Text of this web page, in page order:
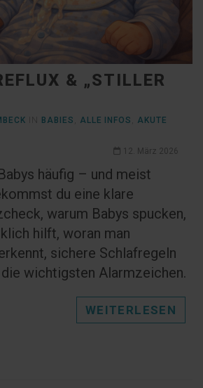
& „STILLER
BABIES ALLE INFOS
AKUTE
12. März 2026
häufig – und meist
du eine klare
warum Babys spucken,
hilft, woran man
sichere Schlafregeln
wichtigsten Alarmzeichen.
WEITERLESEN